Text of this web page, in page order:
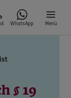
WhatsApp Menü
§ 19